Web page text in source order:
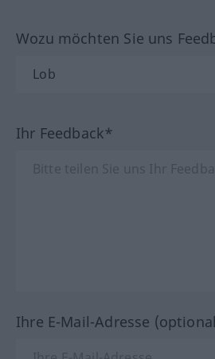
Wozu möchten Sie uns
Ihr Feedback*
Ihre E-Mail-Adresse